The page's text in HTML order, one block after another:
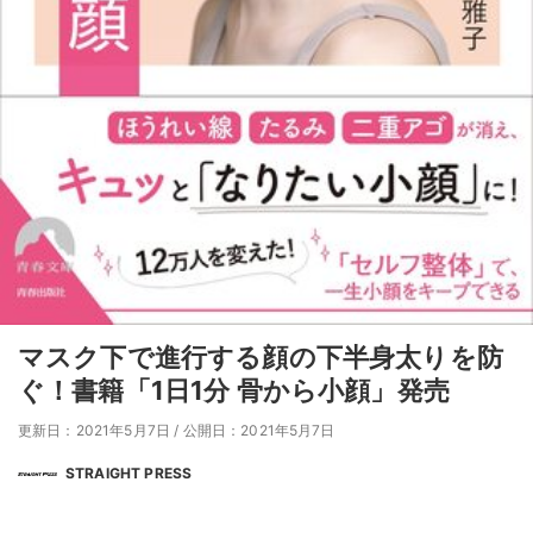
マスク下で進行する顔の下半身太りを防
ぐ！書籍「1日1分 骨から小顔」発売
更新日：2021年5月7日 / 公開日：2021年5月7日
STRAIGHT PRESS